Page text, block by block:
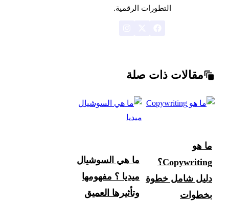
التطورات الرقمية.
مقالات ذات صلة
ما هو
Copywriting؟
دليل شامل خطوة
بخطوات
ما هي السوشيال
ميديا ؟ مفهومها
وتأثيرها العميق